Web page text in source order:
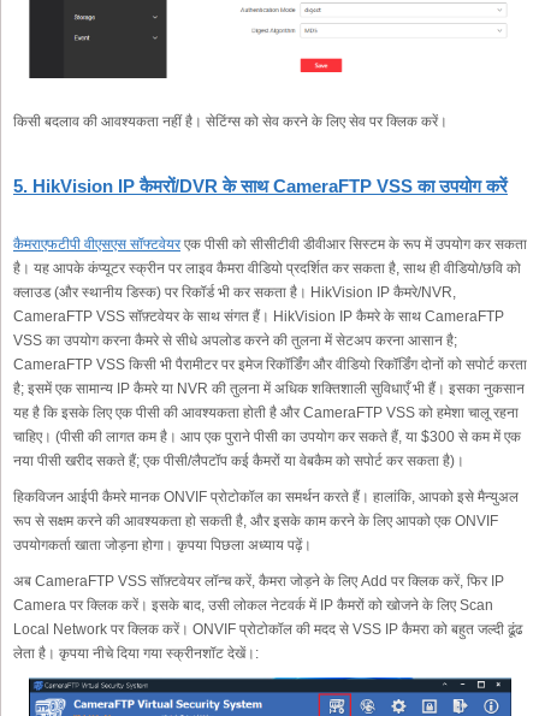
किसी बदलाव की आवश्यकता नहीं है। सेटिंग्स को सेव करने के लिए सेव पर क्लिक करें।
5. HikVision IP कैमरों/DVR के साथ CameraFTP VSS का उपयोग करें
कैमराएफटीपी वीएसएस सॉफ्टवेयरएक पीसी को सीसीटीवी डीवीआर सिस्टम के रूप में उपयोग कर सकता
है। यह आपके कंप्यूटर स्क्रीन पर लाइव कैमरा वीडियो प्रदर्शित कर सकता है, साथ ही वीडियो/छवि को
क्लाउड (और स्थानीय डिस्क) पर रिकॉर्ड भी कर सकता है। HikVision IP कैमरे/NVR,
CameraFTP VSS सॉफ़्टवेयर के साथ संगत हैं। HikVision IP कैमरे के साथ CameraFTP
VSS का उपयोग करना कैमरे से सीधे अपलोड करने की तुलना में सेटअप करना आसान है;
CameraFTP VSS किसी भी पैरामीटर पर इमेज रिकॉर्डिंग और वीडियो रिकॉर्डिंग दोनों को सपोर्ट करता
है; इसमें एक सामान्य IP कैमरे या NVR की तुलना में अधिक शक्तिशाली सुविधाएँ भी हैं। इसका नुकसान
यह है कि इसके लिए एक पीसी की आवश्यकता होती है और CameraFTP VSS को हमेशा चालू रहना
चाहिए। (पीसी की लागत कम है। आप एक पुराने पीसी का उपयोग कर सकते हैं, या $300 से कम में एक
नया पीसी खरीद सकते हैं; एक पीसी/लैपटॉप कई कैमरों या वेबकैम को सपोर्ट कर सकता है)।
हिकविजन आईपी कैमरे मानक ONVIF प्रोटोकॉल का समर्थन करते हैं। हालांकि, आपको इसे मैन्युअल
रूप से सक्षम करने की आवश्यकता हो सकती है, और इसके काम करने के लिए आपको एक ONVIF
उपयोगकर्ता खाता जोड़ना होगा। कृपया पिछला अध्याय पढ़ें।
अब CameraFTP VSS सॉफ़्टवेयर लॉन्च करें, कैमरा जोड़ने के लिए Add पर क्लिक करें, फिर IP
Camera पर क्लिक करें। इसके बाद, उसी लोकल नेटवर्क में IP कैमरों को खोजने के लिए Scan
Local Network पर क्लिक करें। ONVIF प्रोटोकॉल की मदद से VSS IP कैमरा को बहुत जल्दी ढूंढ
लेता है। कृपया नीचे दिया गया स्क्रीनशॉट देखें।: